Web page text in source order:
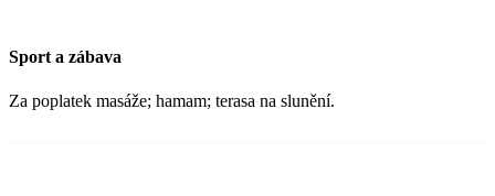
Sport a zábava
Za poplatek masáže; hamam; terasa na slunění.